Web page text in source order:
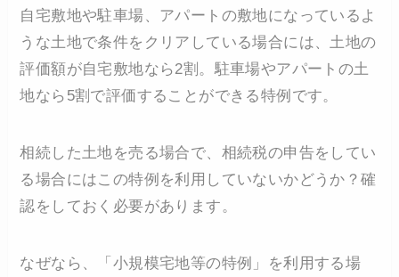
自宅敷地や駐車場、アパートの敷地になっているよ
うな土地で条件をクリアしている場合には、土地の
評価額が自宅敷地なら2割。駐車場やアパートの土
地なら5割で評価することができる特例です。
相続した土地を売る場合で、相続税の申告をしてい
る場合にはこの特例を利用していないかどうか？確
認をしておく必要があります。
なぜなら、「小規模宅地等の特例」を利用する場